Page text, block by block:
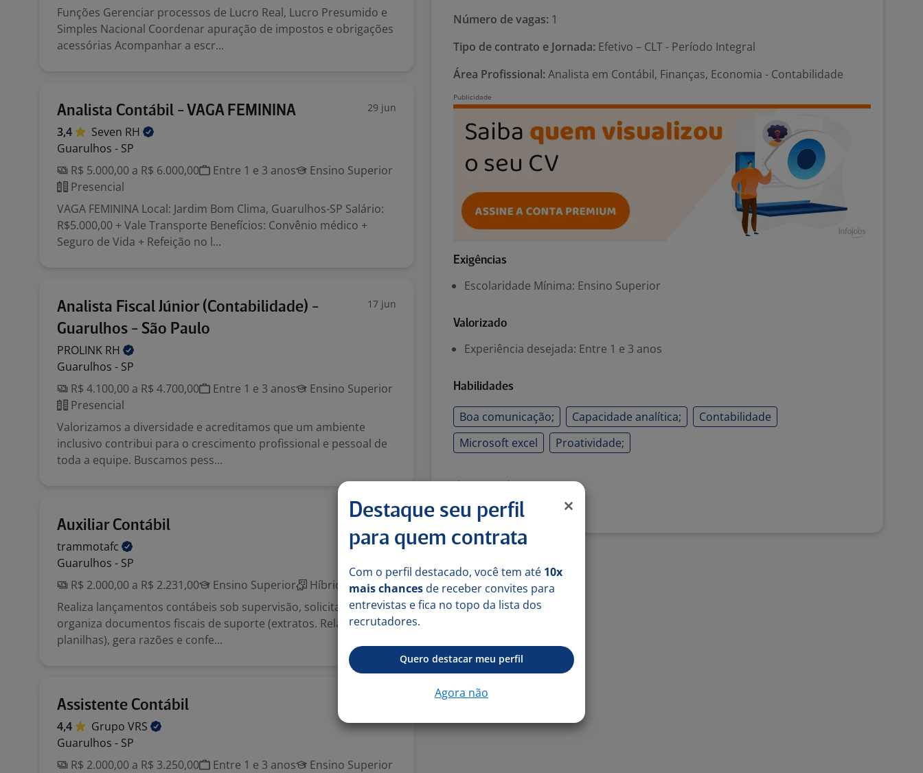
Funções Gerenciar processos de Lucro Real, Lucro Presumido e
Simples Nacional Coordenar apuração de impostos e obrigações
acessórias Acompanhar a escr...
Analista Contábil - VAGA FEMININA 29 jun
3,4 Seven RH
Guarulhos - SP
R$ 5.000,00 a R$ 6.000,00
Entre 1 e 3 anos
Ensino Superior
Presencial
VAGA FEMININA Local: Jardim Bom Clima, Guarulhos-SP Salário:
R$5.000,00 + Vale Transporte Benefícios: Convênio médico +
Seguro de Vida + Refeição no l...
Analista Fiscal Júnior (Contabilidade) -
Guarulhos - São Paulo
17 jun
PROLINK RH
Guarulhos - SP
R$ 4.100,00 a R$ 4.700,00
Entre 1 e 3 anos
Ensino Superior
Presencial
Valorizamos a diversidade e acreditamos que um ambiente
inclusivo contribui para o crescimento profissional e pessoal de
toda a equipe. Buscamos pess...
Auxiliar Contábil
trammotafc
Guarulhos - SP
R$ 2.000,00 a R$ 2.231,00
Ensino Superior
Híbrido
Realiza lançamentos contábeis sob supervisão, solicita e
organiza documentos fiscais de suporte (extratos. Relatórios,
planilhas), gera razões e confe...
Assistente Contábil
4,4 Grupo VRS
Guarulhos - SP
R$ 2.000,00 a R$ 3.250,00
Entre 1 e 3 anos
Ensino Superior
Número de vagas: 1
Tipo de contrato e Jornada: Efetivo – CLT - Período Integral
Área Profissional: Analista em Contábil, Finanças, Economia - Contabilidade
Exigências
Escolaridade Mínima: Ensino Superior
Valorizado
Experiência desejada: Entre 1 e 3 anos
Habilidades
Boa comunicação; Capacidade analítica;
Contabilidade
Microsoft excel
Proatividade;
Denunciar vaga
Destaque seu perfil
para quem contrata
Com o perfil destacado, você tem até 10x
mais chances de receber convites para
entrevistas e fica no topo da lista dos
recrutadores.
Quero destacar meu perfil
Agora não